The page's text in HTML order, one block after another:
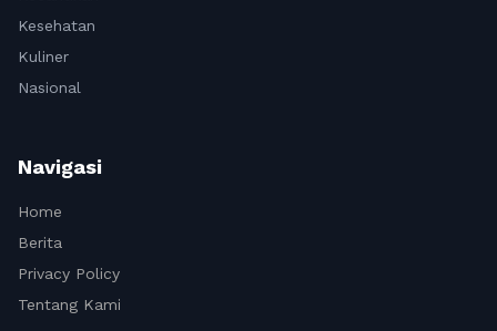
Kesehatan
Kuliner
Nasional
Navigasi
Home
Berita
Privacy Policy
Tentang Kami